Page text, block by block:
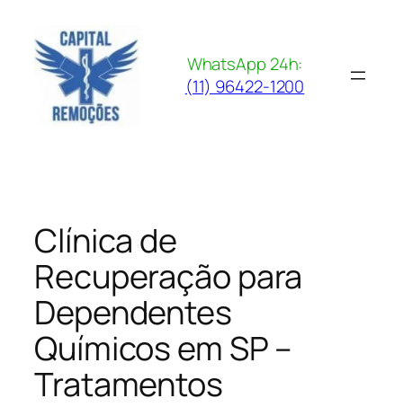
para
conteúdo
WhatsApp 24h:
(11) 96422-1200
Clínica de
Recuperação para
Dependentes
Químicos em SP –
Tratamentos